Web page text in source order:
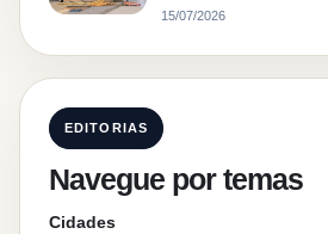
15/07/2026
EDITORIAS
Navegue por temas
Cidades